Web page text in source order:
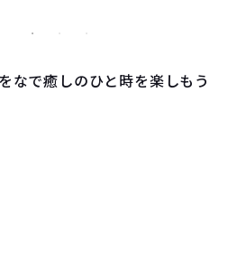
なで癒しのひと時を楽しもう